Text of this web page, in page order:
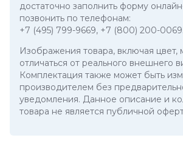
достаточно заполнить форму
позвонить по телефонам:
+7 (495) 799-9669, +7 (800) 200-0069
Изображения товара, включая цвет,
отличаться от реального внешнего
Комплектация также может быть
производителем без
уведомления. Данное описание и
товара не является публичной